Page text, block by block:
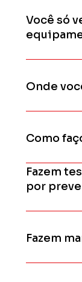
Você só
Onde
Como
Fazem
por
Fazem